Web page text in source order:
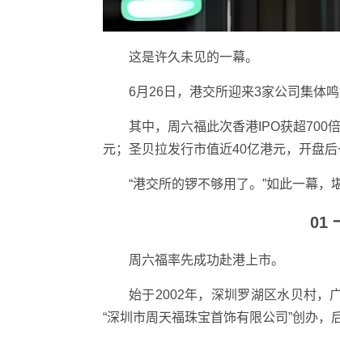
这是许久未见的一幕。
6月26日，港交所迎来3家公司集体
其中，周六福此次香港IPO获超700
元；圣贝拉发行市值近40亿港元，开盘
“港交所的锣不够用了。”如此一幕，
01
周六福率先成功赴港上市。
始于2002年，深圳罗湖区水贝村，
“深圳市周天福珠宝首饰有限公司”创办，